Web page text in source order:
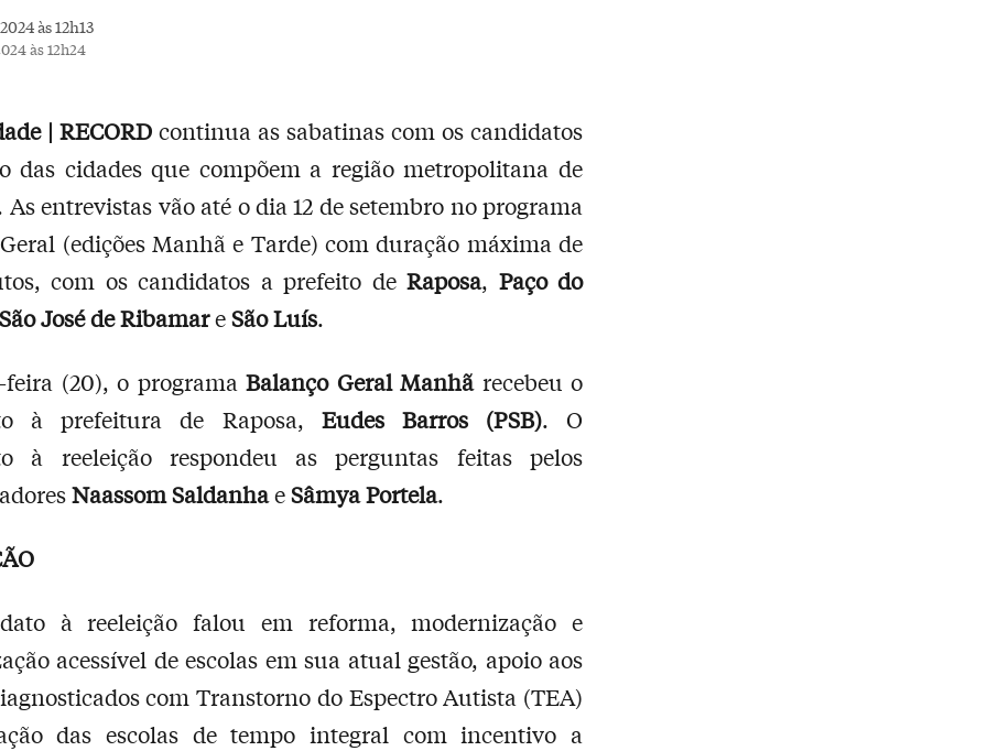
às 12h13
às 12h24
| RECORD continua as sabatinas com os candidatos
das cidades que compõem a região metropolitana de
As entrevistas vão até o dia 12 de setembro no programa
(edições Manhã e Tarde) com duração máxima de
com os candidatos a prefeito de Raposa, Paço do
São José de RibamareSão Luís.
feira (20), o programaBalanço Geral Manhãrecebeu o
à prefeitura de Raposa, Eudes Barros (PSB). O
à reeleição respondeu as perguntas feitas pelos
Naassom SaldanhaeSâmya Portela.
à reeleição falou em reforma, modernização e
acessível de escolas em sua atual gestão, apoio aos
com Transtorno do Espectro Autista (TEA)
das escolas de tempo integral com incentivo a